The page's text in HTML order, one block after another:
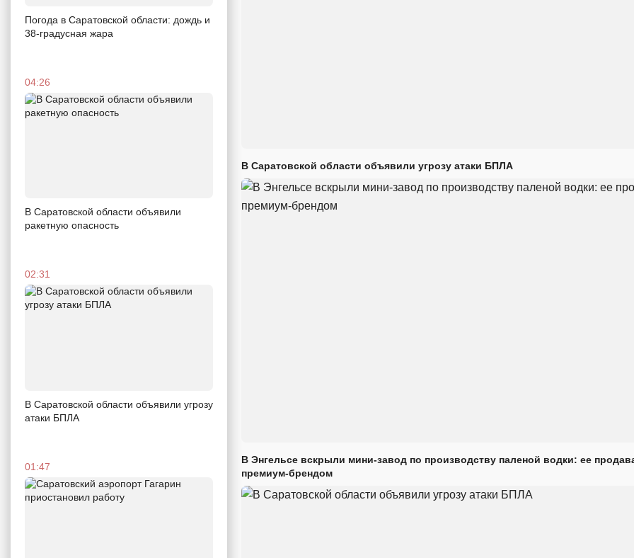
Погода в Саратовской области: дождь и
38-градусная жара
04:26
В Саратовской области объявили
ракетную опасность
02:31
В Саратовской области объявили угрозу
атаки БПЛА
01:47
В Саратовской области объявили угрозу атаки БПЛА
В Энгельсе вскрыли мини-завод по производству паленой водки: ее
премиум-брендом